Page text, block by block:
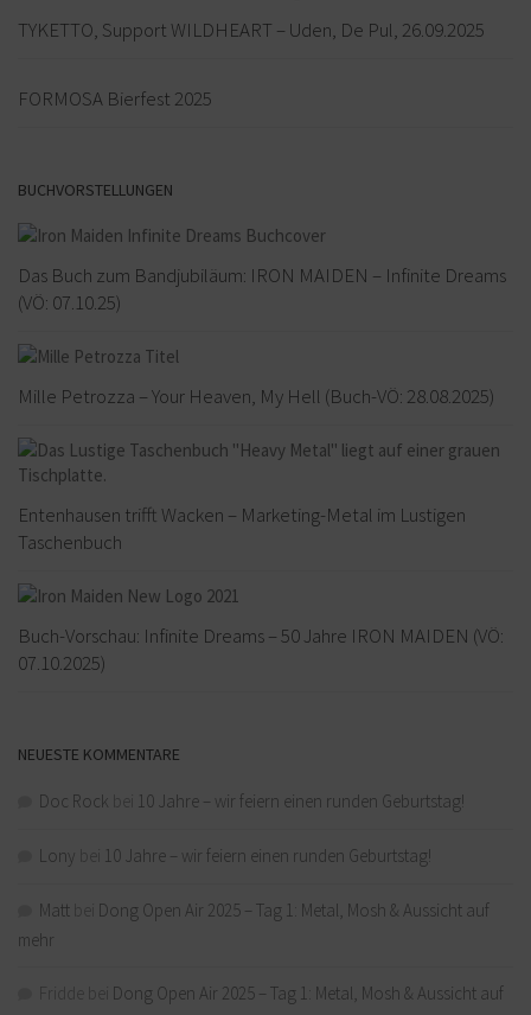
TYKETTO, Support WILDHEART – Uden, De Pul, 26.09.2025
FORMOSA Bierfest 2025
BUCHVORSTELLUNGEN
Das Buch zum Bandjubiläum: IRON MAIDEN – Infinite Dreams
(VÖ: 07.10.25)
Mille Petrozza – Your Heaven, My Hell (Buch-VÖ: 28.08.2025)
Entenhausen trifft Wacken – Marketing-Metal im Lustigen
Taschenbuch
Buch-Vorschau: Infinite Dreams – 50 Jahre IRON MAIDEN (VÖ:
07.10.2025)
NEUESTE KOMMENTARE
Doc Rock 10 Jahre – wir feiern einen runden Geburtstag!
Lony 10 Jahre – wir feiern einen runden Geburtstag!
Matt
Dong Open Air 2025 – Tag 1: Metal, Mosh & Aussicht auf
mehr
Dong Open Air 2025 – Tag 1: Metal, Mosh & Aussicht auf